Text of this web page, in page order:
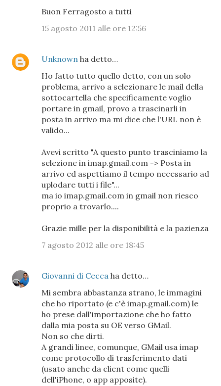
Buon Ferragosto a tutti
15 agosto 2011 alle ore 12:56
Unknown ha detto…
Ho fatto tutto quello detto, con un solo
problema, arrivo a selezionare le mail della
sottocartella che specificamente voglio
portare in gmail, provo a trascinarli in
posta in arrivo ma mi dice che l'URL non è
valido...
Avevi scritto "A questo punto trasciniamo la
selezione in imap.gmail.com -> Posta in
arrivo ed aspettiamo il tempo necessario ad
uplodare tutti i file"...
ma io imap.gmail.com in gmail non riesco
proprio a trovarlo....
Grazie mille per la disponibilità e la pazienza
7 agosto 2012 alle ore 18:45
Giovanni di Cecca ha detto…
Mi sembra abbastanza strano, le immagini
che ho riportato (e c'è imap.gmail.com) le
ho prese dall'importazione che ho fatto
dalla mia posta su OE verso GMail.
Non so che dirti.
A grandi linee, comunque, GMail usa imap
come protocollo di trasferimento dati
(usato anche da client come quelli
dell'iPhone, o app apposite).